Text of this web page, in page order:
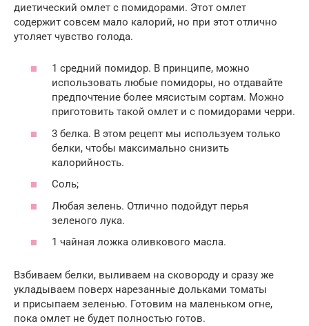
диетический омлет с помидорами. Этот омлет
содержит совсем мало калорий, но при этот отлично
утоляет чувство голода.
1 средний помидор. В принципе, можно
использовать любые помидоры, но отдавайте
предпочтение более мясистым сортам. Можно
приготовить такой омлет и с помидорами черри.
3 белка. В этом рецепт мы используем только
белки, чтобы максимально снизить
калорийность.
Соль;
Любая зелень. Отлично подойдут перья
зеленого лука.
1 чайная ложка оливкового масла.
Взбиваем белки, выливаем на сковороду и сразу же
укладываем поверх нарезанные дольками томаты
и присыпаем зеленью. Готовим на маленьком огне,
пока омлет не будет полностью готов.